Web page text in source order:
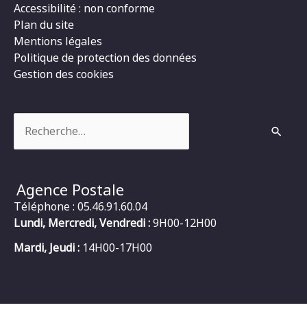
Accessibilité : non conforme
Plan du site
Mentions légales
Politique de protection des données
Gestion des cookies
Agence Postale
Téléphone : 05.46.91.60.04
Lundi, Mercredi, Vendredi :9H00-12H00
Mardi, Jeudi : 14H00-17H00